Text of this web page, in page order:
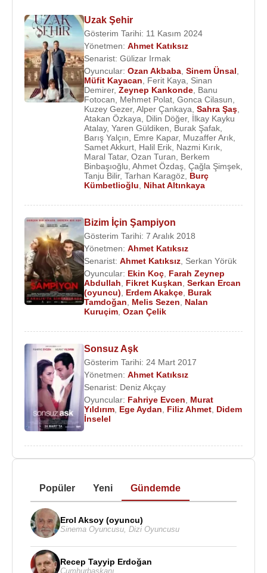
Uzak Şehir
Gösterim Tarihi: 11 Kasım 2024
Yönetmen: Ahmet Katıksız
Senarist: Gülizar Irmak
Oyuncular: Ozan Akbaba Sinem Ünsal
Müfit Kayacan
Ferit Kaya
Sinan
Demirer, Zeynep Kankonde Banu
Fotocan
Mehmet Polat Gonca Cilasun
Kuzey Gezer, Alper Çankaya Sahra Şaş
Atakan Özkaya
Dilin Döğer, İlkay Kayku
Atalay, Yaren Güldiken Burak Şafak
Barış Yalçın
Emre Kapar, Muzaffer Arık
Samet Akkurt Halil Erik Nazmi Kırık
Maral Tatar, Ozan Turan
Berkem
Binbaşıoğlu Ahmet Özdaş Çağla Şimşek
Tanju Bilir, Tarhan Karagöz Burç
Kümbetlioğlu
Nihat Altınkaya
Bizim İçin Şampiyon
Gösterim Tarihi: 7 Aralık 2018
Yönetmen: Ahmet Katıksız
Senarist: Ahmet Katıksız Serkan Yörük
Oyuncular: Ekin Koç Farah Zeynep
Abdullah
Fikret Kuşkan Serkan Ercan
(oyuncu)
Erdem Akakçe Burak
Tamdoğan
Melis Sezen
Nalan
Kuruçim Ozan Çelik
Sonsuz Aşk
Gösterim Tarihi: 24 Mart 2017
Yönetmen: Ahmet Katıksız
Senarist: Deniz Akçay
Oyuncular: Fahriye Evcen
Murat
Yıldırım Ege Aydan Filiz Ahmet Didem
İnselel
Popüler Yeni Gündemde
Erol Aksoy (oyuncu)
Sinema Oyuncusu Dizi Oyuncusu
Recep Tayyip Erdoğan
Cumhurbaşkanı